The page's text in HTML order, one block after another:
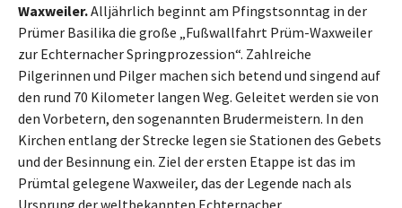
Waxweiler.Alljährlich beginnt am Pfingstsonntag in der
Prümer Basilika die große „Fußwallfahrt Prüm-Waxweiler
zur Echternacher Springprozession“. Zahlreiche
Pilgerinnen und Pilger machen sich betend und singend auf
den rund 70 Kilometer langen Weg. Geleitet werden sie von
den Vorbetern, den sogenannten Brudermeistern. In den
Kirchen entlang der Strecke legen sie Stationen des Gebets
und der Besinnung ein. Ziel der ersten Etappe ist das im
Prümtal gelegene Waxweiler, das der Legende nach als
Ursprung der weltbekannten Echternacher